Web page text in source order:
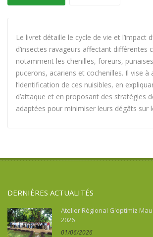
Le livret détaille le cycle de vie et l’impact
d’insectes ravageurs affectant différentes
notamment les chenilles, foreurs,
pucerons, acariens et cochenilles. Il vise à
l’identification de ces nuisibles, en
d’attaque et en proposant des stratégies
adaptées pour minimiser leurs dégâts sur
DERNIÈRES ACTUALITÉS
Atelier Régional G'optimiz
2026
01/06/2026